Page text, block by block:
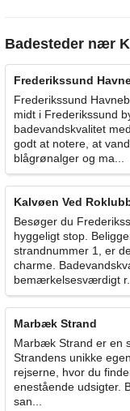
Badesteder nær
Frederikssund
Frederikssund
midt i Frederikssund
badevandskvalitet
godt at notere, at
blågrønalger og ma...
Kalvøen Ved
Besøger du
hyggeligt stop.
strandnummer 1, er
charme.
bemærkelsesværdigt
Marbæk Strand
Marbæk Strand er en
Strandens unikke
rejserne, hvor du
enestående udsigter.
san...